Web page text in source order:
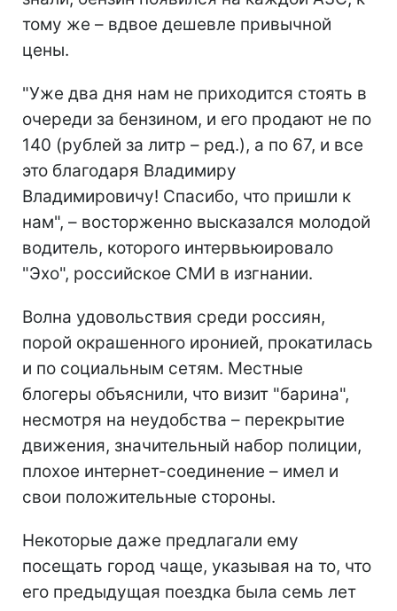
тому же – вдвое дешевле привычной
цены.
"Уже два дня нам не приходится стоять в
очереди за бензином, и его продают не по
140 (рублей за литр – ред.), а по 67, и все
это благодаря Владимиру
Владимировичу! Спасибо, что пришли к
нам", – восторженно высказался молодой
водитель, которого интервьюировало
"Эхо", российское СМИ в изгнании.
Волна удовольствия среди россиян,
порой окрашенного иронией, прокатилась
и по социальным сетям. Местные
блогеры объяснили, что визит "барина",
несмотря на неудобства – перекрытие
движения, значительный набор полиции,
плохое интернет-соединение – имел и
свои положительные стороны.
Некоторые даже предлагали ему
посещать город чаще, указывая на то, что
его предыдущая поездка была семь лет